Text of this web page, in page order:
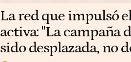
La red que impulsó
activa: "La campaña
sido desplazada, no